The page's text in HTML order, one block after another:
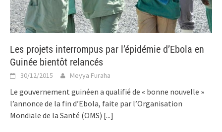
Les projets interrompus par l’épidémie d’Ebola en
Guinée bientôt relancés
30/12/2015 Meyya Furaha
Le gouvernement guinéen a qualifié de « bonne nouvelle »
l’annonce de la fin d’Ebola, faite par l’Organisation
Mondiale de la Santé (OMS) [...]